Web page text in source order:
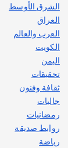
الشرق الأوسط
العراق
العرب والعالم
الكويت
اليمن
تحقيقات
ثقافة وفنون
جاليات
رمضانيات
روابط صديقة
رياضة